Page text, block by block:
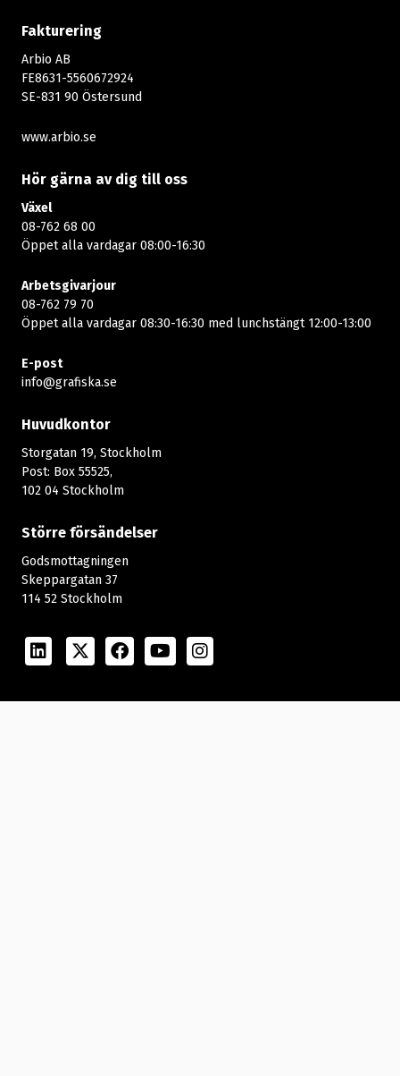
Fakturering
Arbio AB
FE8631-5560672924
SE-831 90 Östersund
www.arbio.se
Hör gärna av dig till oss
Växel
08-762 68 00
Öppet alla vardagar 08:00-16:30​​
Arbetsgivarjour
08-762 79 70
Öppet alla vardagar 08:30-16:30 med lunchstängt 12:00-13:00​
E-post
info@grafiska.se
Huvudkontor
Storgatan 19, Stockholm
Post: Box 55525,
102 04 Stockholm
Större försändelser
Godsmottagningen
Skeppargatan 37
114 52 Stockholm
LinkedInTwitterFacebook
YoutubeInstagram